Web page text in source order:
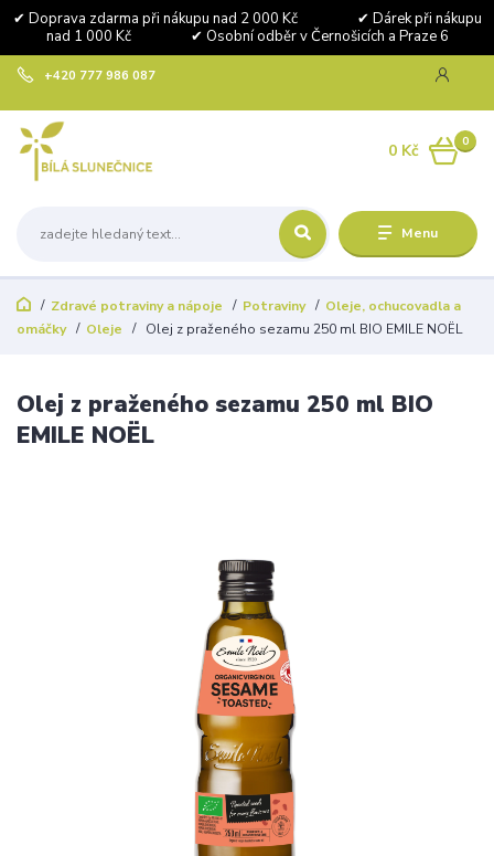
✔ Doprava zdarma při nákupu nad 2 000 Kč ✔ Dárek při nákupu
nad 1 000 Kč ✔ Osobní odběr v Černošicích a Praze 6
Menu
+420 777 986 087
0
0 Kč
Zdravé potraviny a nápoje Potraviny
Oleje, ochucovadla a
omáčky
Oleje Olej z praženého sezamu 250 ml BIO EMILE NOËL
Olej z praženého sezamu 250 ml BIO
EMILE NOËL